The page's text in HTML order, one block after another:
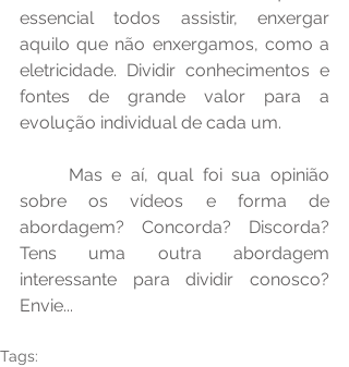
essencial todos assistir, enxergar
aquilo que não enxergamos, como a
eletricidade. Dividir conhecimentos e
fontes de grande valor para a
evolução individual de cada um.
sobre os vídeos e forma de
abordagem? Concorda? Discorda?
Tens uma outra abordagem
interessante para dividir conosco?
Envie...
Tags: